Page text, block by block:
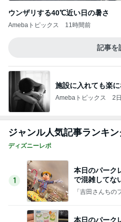
で混雑してな
ba 吉田さんファ
2
本日のパーク
出て、ちいか
【おすすめグ